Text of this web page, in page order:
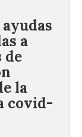
a
de
la
covid-